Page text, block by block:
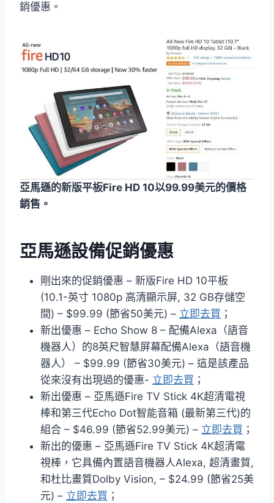
銷優惠。
亞馬遜的新版平板Fire HD 10以99.99美元的價格
銷售。
亞馬遜設備促銷優惠
剛出來的促銷優惠 – 新版Fire HD 10平板
(10.1-英寸 1080p 高清顯示屏, 32 GB存儲空
間) – $99.99 (節省50美元) – 立即去買 ；
新出優惠 – Echo Show 8 – 配備Alexa（語音
機器人）的8英尺智慧屏幕配備Alexa（語音機
器人） – $99.99 (節省30美元) – 這是該產品
從來沒有出現過的優惠- 立即去買 ；
新出優惠 – 亞馬遜Fire TV Stick 4K超清電視
棒和第三代Echo Dot智能音箱 (最新第三代)的
組合 – $46.99 (節省52.99美元) – 立即去買 ；
新出的優惠 – 亞馬遜Fire TV Stick 4K超清電
視棒，它具備內置語音機器人Alexa, 超清畫質,
和杜比畫質Dolby Vision, – $24.99 (節省25美
元) – 立即去買 ；